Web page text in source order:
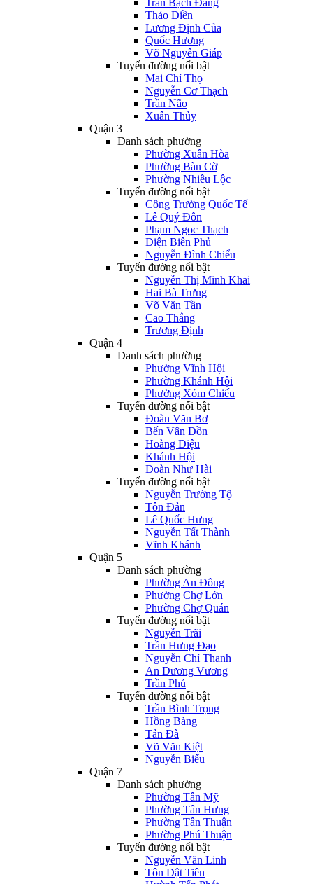
Trần Bạch Đằng
Thảo Điền
Lương Định Của
Quốc Hương
Võ Nguyên Giáp
Tuyến đường nổi bật
Mai Chí Thọ
Nguyễn Cơ Thạch
Trần Não
Xuân Thủy
Quận 3
Danh sách phường
Phường Xuân Hòa
Phường Bàn Cờ
Phường Nhiêu Lộc
Tuyến đường nổi bật
Công Trường Quốc Tế
Lê Quý Đôn
Phạm Ngọc Thạch
Điện Biên Phủ
Nguyễn Đình Chiểu
Tuyến đường nổi bật
Nguyễn Thị Minh Khai
Hai Bà Trưng
Võ Văn Tần
Cao Thắng
Trương Định
Quận 4
Danh sách phường
Phường Vĩnh Hội
Phường Khánh Hội
Phường Xóm Chiếu
Tuyến đường nổi bật
Đoàn Văn Bơ
Bến Vân Đồn
Hoàng Diệu
Khánh Hội
Đoàn Như Hài
Tuyến đường nổi bật
Nguyễn Trường Tộ
Tôn Đản
Lê Quốc Hưng
Nguyễn Tất Thành
Vĩnh Khánh
Quận 5
Danh sách phường
Phường An Đông
Phường Chợ Lớn
Phường Chợ Quán
Tuyến đường nổi bật
Nguyễn Trãi
Trần Hưng Đạo
Nguyễn Chí Thanh
An Dương Vương
Trần Phú
Tuyến đường nổi bật
Trần Bình Trọng
Hồng Bàng
Tản Đà
Võ Văn Kiệt
Nguyễn Biểu
Quận 7
Danh sách phường
Phường Tân Mỹ
Phường Tân Hưng
Phường Tân Thuận
Phường Phú Thuận
Tuyến đường nổi bật
Nguyễn Văn Linh
Tôn Dật Tiên